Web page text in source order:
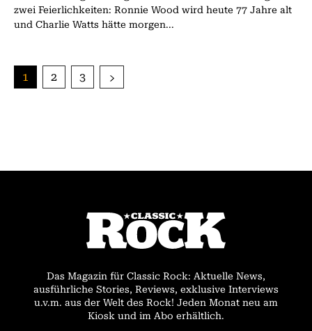
zwei Feierlichkeiten: Ronnie Wood wird heute 77 Jahre alt
und Charlie Watts hätte morgen...
1 2 3
Das Magazin für Classic Rock: Aktuelle News,
ausführliche Stories, Reviews, exklusive Interviews
u.v.m. aus der Welt des Rock! Jeden Monat neu am
Kiosk und im Abo erhältlich.